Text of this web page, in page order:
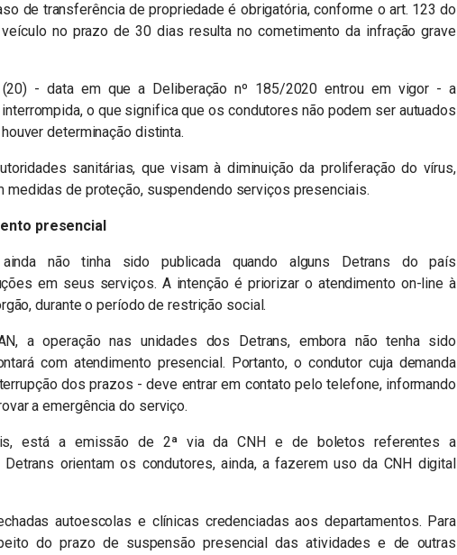
de transferência de propriedade é obrigatória, conforme o art. 123 do
no prazo de 30 dias resulta no cometimento da infração grave
- data em que a Deliberação nº 185/2020 entrou em vigor - a
o que significa que os condutores não podem ser autuados
determinação distinta.
sanitárias, que visam à diminuição da proliferação do vírus,
medidas de proteção, suspendendo serviços presenciais.
presencial
não tinha sido publicada quando alguns Detrans do país
em seus serviços. A intenção é priorizar o atendimento on-line à
durante o período de restrição social.
a operação nas unidades dos Detrans, embora não tenha sido
com atendimento presencial. Portanto, o condutor cuja demanda
dos prazos - deve entrar em contato pelo telefone, informando
a emergência do serviço.
está a emissão de 2ª via da CNH e de boletos referentes a
orientam os condutores, ainda, a fazerem uso da CNH digital
autoescolas e clínicas credenciadas aos departamentos. Para
do prazo de suspensão presencial das atividades e de outras